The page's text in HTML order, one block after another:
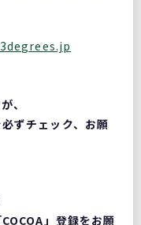
、
ずチェック、お願
」登録をお願